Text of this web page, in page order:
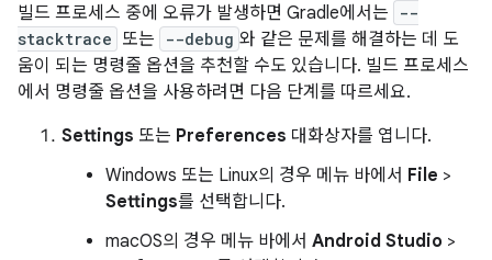
빌드 프로세스 중에 오류가 발생하면 Gradle에서는
--
stacktrace 또는 --debug 와 같은 문제를 해결하는 데 도
움이 되는 명령줄 옵션을 추천할 수도 있습니다. 빌드 프로세스
에서 명령줄 옵션을 사용하려면 다음 단계를 따르세요.
Settings 또는 Preferences 대화상자를 엽니다.
Windows 또는 Linux의 경우 메뉴 바에서 File >
Settings를 선택합니다.
macOS의 경우 메뉴 바에서 Android Studio >